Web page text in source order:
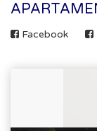
Facebook